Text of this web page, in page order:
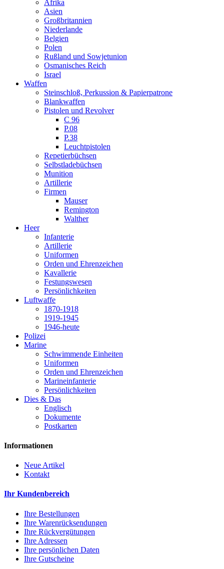
Afrika
Asien
Großbritannien
Niederlande
Belgien
Polen
Rußland und Sowjetunion
Osmanisches Reich
Israel
Waffen
Steinschloß, Perkussion & Papierpatrone
Blankwaffen
Pistolen und Revolver
C 96
P.08
P.38
Leuchtpistolen
Repetierbüchsen
Selbstladebüchsen
Munition
Artillerie
Firmen
Mauser
Remington
Walther
Heer
Infanterie
Artillerie
Uniformen
Orden und Ehrenzeichen
Kavallerie
Festungswesen
Persönlichkeiten
Luftwaffe
1870-1918
1919-1945
1946-heute
Polizei
Marine
Schwimmende Einheiten
Uniformen
Orden und Ehrenzeichen
Marineinfanterie
Persönlichkeiten
Dies & Das
Englisch
Dokumente
Postkarten
Informationen
Neue Artikel
Kontakt
Ihr Kundenbereich
Ihre Bestellungen
Ihre Warenrücksendungen
Ihre Rückvergütungen
Ihre Adressen
Ihre persönlichen Daten
Ihre Gutscheine